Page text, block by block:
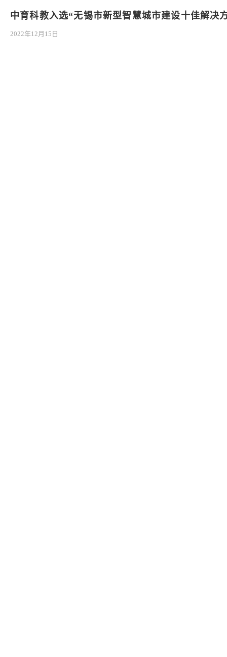
中育科教入选“无锡市新型智慧城市建设十佳解决
2022年12月15日